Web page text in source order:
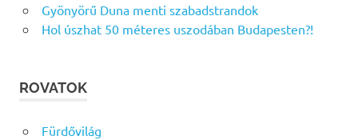
Gyönyörű Duna menti szabadstrandok
Hol úszhat 50 méteres uszodában Budapesten?!
ROVATOK
Fürdővilág